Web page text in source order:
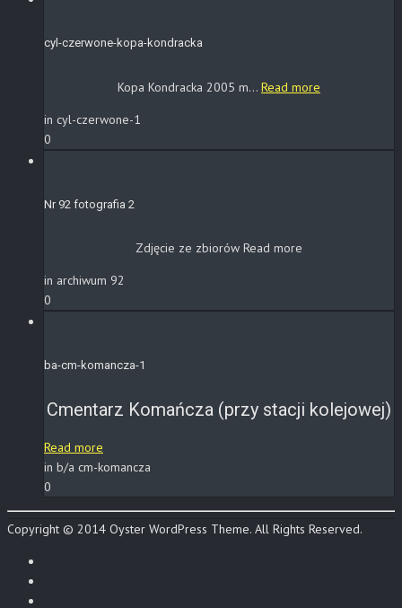
cyl-czerwone-kopa-kondracka
Kopa Kondracka 2005 m... Read more
in cyl-czerwone-1
0
Nr 92 fotografia 2
Zdjęcie ze zbiorów Read more
in archiwum 92
0
ba-cm-komancza-1
Cmentarz Komańcza (przy stacji kolejowej)
Read more
in b/a cm-komancza
0
Copyright © 2014 Oyster WordPress Theme. All Rights Reserved.